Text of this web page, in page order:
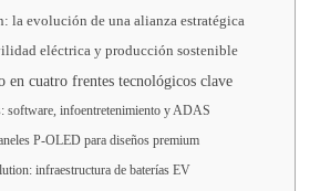
la evolución de una alianza estratégica
eléctrica y producción sostenible
en cuatro frentes tecnológicos clave
software, infoentretenimiento y ADAS
P-OLED para diseños premium
infraestructura de baterías EV